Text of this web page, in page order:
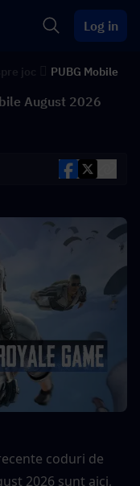
Log in
PUBG Mobile
August 2026
coduri de
2026 sunt aici,